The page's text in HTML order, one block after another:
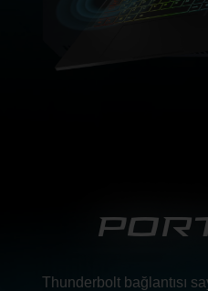
Thunderbolt bağlantısı